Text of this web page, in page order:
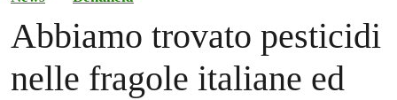
Abbiamo trovato pesticidi
nelle fragole italiane ed